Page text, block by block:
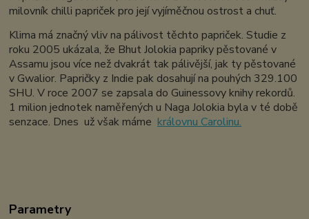
milovník chilli papriček pro její vyjíměčnou ostrost a chuť.
Klima má značný vliv na pálivost těchto papriček.Studie z
roku 2005 ukázala, že Bhut Jolokia papriky pěstované v
Assamu jsou více než dvakrát tak pálivější, jak ty pěstované
v Gwalior. Papričky z Indie pak dosahujína pouhých 329.100
SHU. V roce 2007 se zapsala do Guinessovy knihy rekordů.
1 milion jednotek naměřených u Naga Jolokia byla v té době
senzace. Dnes už však mámekrálovnu Carolinu.
Parametry